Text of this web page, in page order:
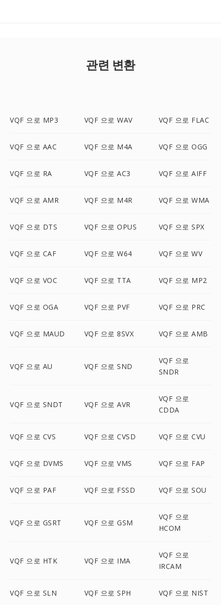
관련 변환
VQF 으로 MP3 VQF 으로 WAV VQF 으로 FLAC
VQF 으로 AAC VQF 으로 M4A VQF 으로 OGG
VQF 으로 RA VQF 으로 AC3 VQF 으로 AIFF
VQF 으로 AMR VQF 으로 M4R VQF 으로 WMA
VQF 으로 DTS VQF 으로 OPUS VQF 으로 SPX
VQF 으로 CAF VQF 으로 W64 VQF 으로 WV
VQF 으로 VOC VQF 으로 TTA VQF 으로 MP2
VQF 으로 OGA VQF 으로 PVF VQF 으로 PRC
VQF 으로 MAUD VQF 으로 8SVX VQF 으로 AMB
VQF 으로 AU VQF 으로 SND
VQF 으로
SNDR
VQF 으로 SNDT VQF 으로 AVR
VQF 으로
CDDA
VQF 으로 CVS VQF 으로 CVSD VQF 으로 CVU
VQF 으로 DVMS VQF 으로 VMS VQF 으로 FAP
VQF 으로 PAF VQF 으로 FSSD VQF 으로 SOU
VQF 으로 GSRT VQF 으로 GSM
VQF 으로
HCOM
VQF 으로 HTK VQF 으로 IMA
VQF 으로
IRCAM
VQF 으로 SLN VQF 으로 SPH VQF 으로 NIST